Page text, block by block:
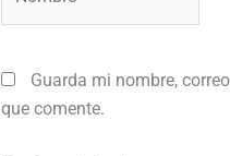
Guarda mi nombre,
que comente.